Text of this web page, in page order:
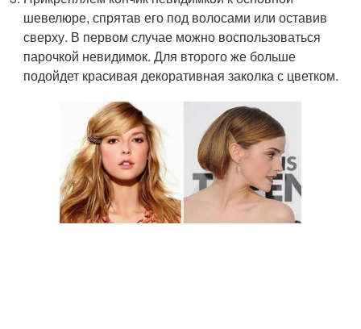
шевелюре, спрятав его под волосами или оставив
сверху. В первом случае можно воспользоваться
парочкой невидимок. Для второго же больше
подойдет красивая декоративная заколка с цветком.